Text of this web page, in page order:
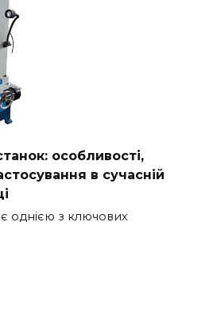
особливості,
в сучасній
однією з ключових